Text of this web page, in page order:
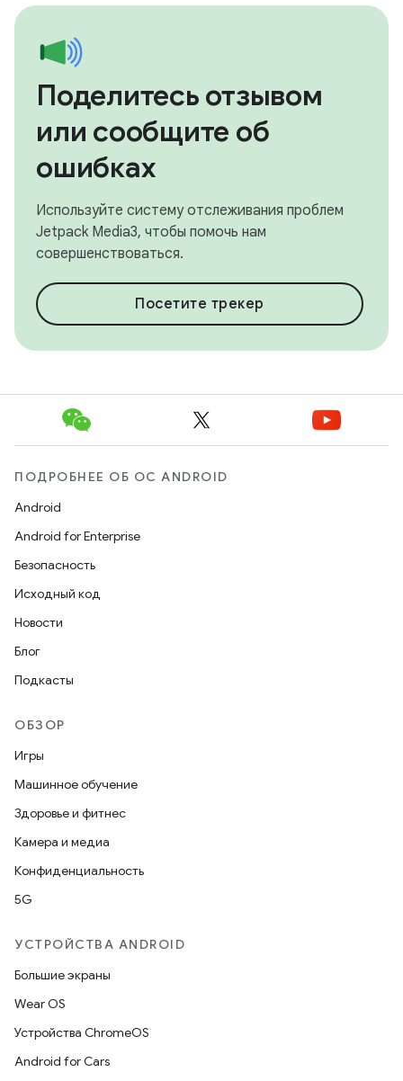
Поделитесь отзывом
или сообщите об
ошибках
Используйте систему отслеживания проблем
Jetpack Media3, чтобы помочь нам
совершенствоваться.
Посетите трекер
ПОДРОБНЕЕ ОБ ОС ANDROID
Android
Android for Enterprise
Безопасность
Исходный код
Новости
Блог
Подкасты
ОБЗОР
Игры
Машинное обучение
Здоровье и фитнес
Камера и медиа
Конфиденциальность
5G
УСТРОЙСТВА ANDROID
Большие экраны
Wear OS
Устройства ChromeOS
Android for Cars